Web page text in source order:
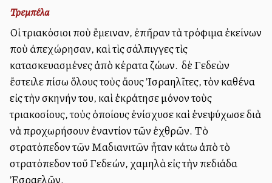
Τρεμπέλα
Οἱ τριακόσιοι ποὺ ἔμειναν, ἐπῆραν τὰ τρόφιμα ἐκείνων
ποὺ ἀπεχώρησαν, καὶ τὶς σάλπιγγες τὶς
κατασκευασμένες ἀπὸ κέρατα ζώων. Ὁ δὲ Γεδεὼν
ἔστειλε πίσω ὅλους τοὺς ἄλλους Ἰσραηλῖτες, τὸν καθένα
εἰς τὴν σκηνήν του, καὶ ἐκράτησε μόνον τοὺς
τριακοσίους, τοὺς ὁποίους ἐνίσχυσε καὶ ἐνεψύχωσε διὰ
νὰ προχωρήσουν ἐναντίον τῶν ἐχθρῶν. Τὸ
στρατόπεδον τῶν Μαδιανιτῶν ἦταν κάτω ἀπὸ τὸ
στρατόπεδον τοῦ Γεδεών, χαμηλὰ εἰς τὴν πεδιάδα
Ἐσραελῶν.